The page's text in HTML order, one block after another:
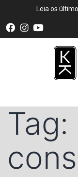
Leia os
Tag: